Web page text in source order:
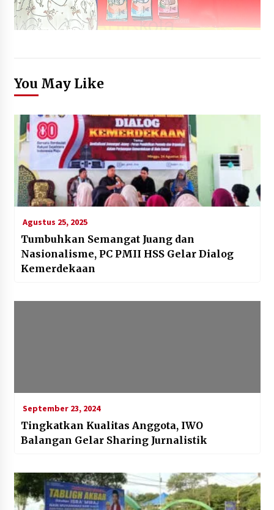
You May Like
Agustus 25, 2025
Tumbuhkan Semangat Juang dan
Nasionalisme, PC PMII HSS Gelar Dialog
Kemerdekaan
September 23, 2024
Tingkatkan Kualitas Anggota, IWO
Balangan Gelar Sharing Jurnalistik